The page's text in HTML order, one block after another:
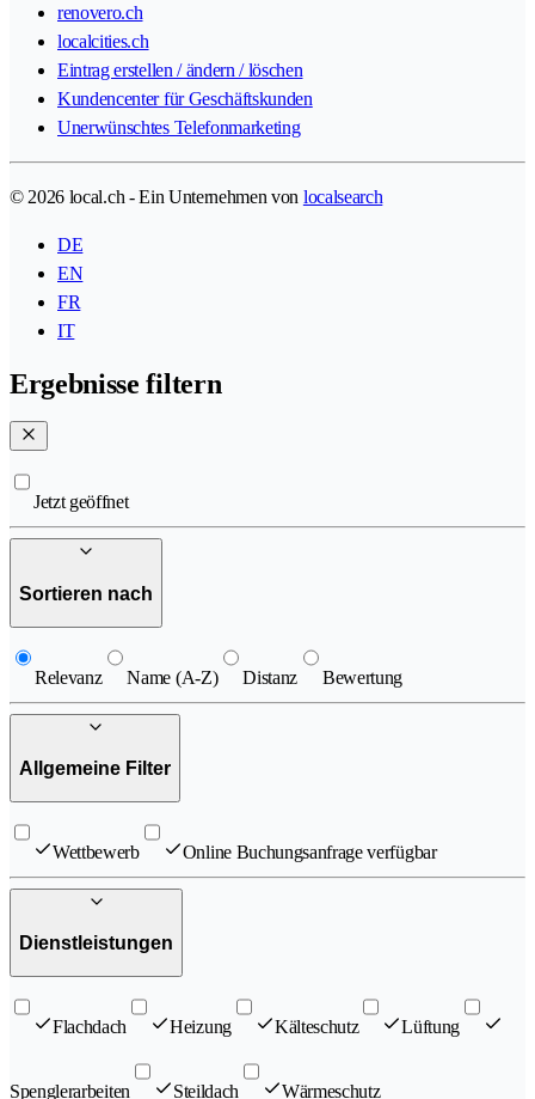
renovero.ch
localcities.ch
Eintrag erstellen / ändern / löschen
Kundencenter für Geschäftskunden
Unerwünschtes Telefonmarketing
© 2026 local.ch - Ein Unternehmen von localsearch
DE
EN
FR
IT
Ergebnisse filtern
Jetzt geöffnet
Sortieren nach
Relevanz Name (A-Z) Distanz Bewertung
Allgemeine Filter
Wettbewerb Online Buchungsanfrage verfügbar
Dienstleistungen
Flachdach Heizung Kälteschutz Lüftung
Spenglerarbeiten Steildach Wärmeschutz